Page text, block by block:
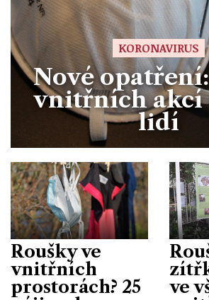
KORONAVIRUS
Nové
vnitřních akcí
lidí
Roušky ve
vnitřních
prostorách? 25
ve